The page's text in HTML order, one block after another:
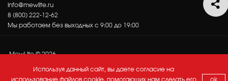
info@mewlite.ru
8 (800) 222-12-62
Мы работаем без выходных с 9:00 до 19:00
MewLite © 2026
Используя данный сайт, вы даете согласие на
использование файлов cookie, помогающих нам сделать его
ok